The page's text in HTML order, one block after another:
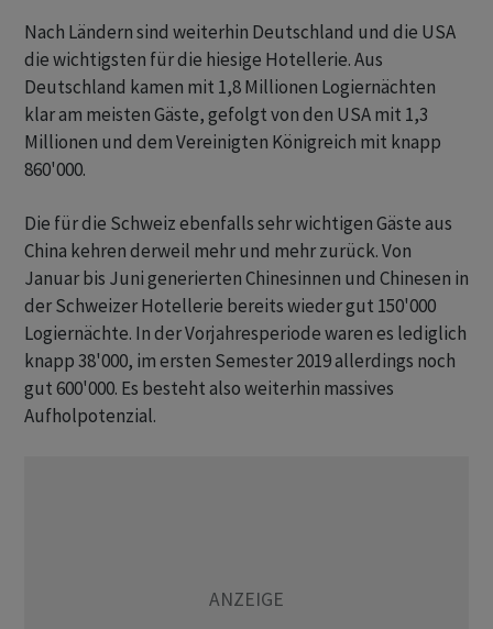
Nach Ländern sind weiterhin Deutschland und die USA
die wichtigsten für die hiesige Hotellerie. Aus
Deutschland kamen mit 1,8 Millionen Logiernächten
klar am meisten Gäste, gefolgt von den USA mit 1,3
Millionen und dem Vereinigten Königreich mit knapp
860'000.
Die für die Schweiz ebenfalls sehr wichtigen Gäste aus
China kehren derweil mehr und mehr zurück. Von
Januar bis Juni generierten Chinesinnen und Chinesen in
der Schweizer Hotellerie bereits wieder gut 150'000
Logiernächte. In der Vorjahresperiode waren es lediglich
knapp 38'000, im ersten Semester 2019 allerdings noch
gut 600'000. Es besteht also weiterhin massives
Aufholpotenzial.